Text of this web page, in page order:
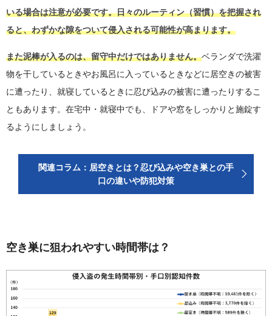
いる場合は注意が必要です。日々のルーティン（習慣）を把握され
ると、わずかな隙をついて侵入される可能性が高まります。
また泥棒が入るのは、留守中だけではありません。ベランダで洗濯
物を干しているときやお風呂に入っているときなどに居空きの被害
に遭ったり、就寝しているときに忍び込みの被害に遭ったりするこ
ともあります。在宅中・就寝中でも、ドアや窓をしっかりと施錠す
るようにしましょう。
関連コラム：居空きとは？忍び込みや空き巣との手
口の違いや防犯対策
空き巣に狙われやすい時間帯は？